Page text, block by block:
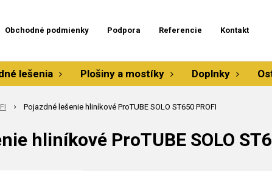
Obchodné podmienky Podpora Referencie Kontakt
lešenia Plošiny a mostíky Doplnky
Pojazdné lešenie hliníkové ProTUBE SOLO ST650 PROFI
hliníkové ProTUBE SOLO